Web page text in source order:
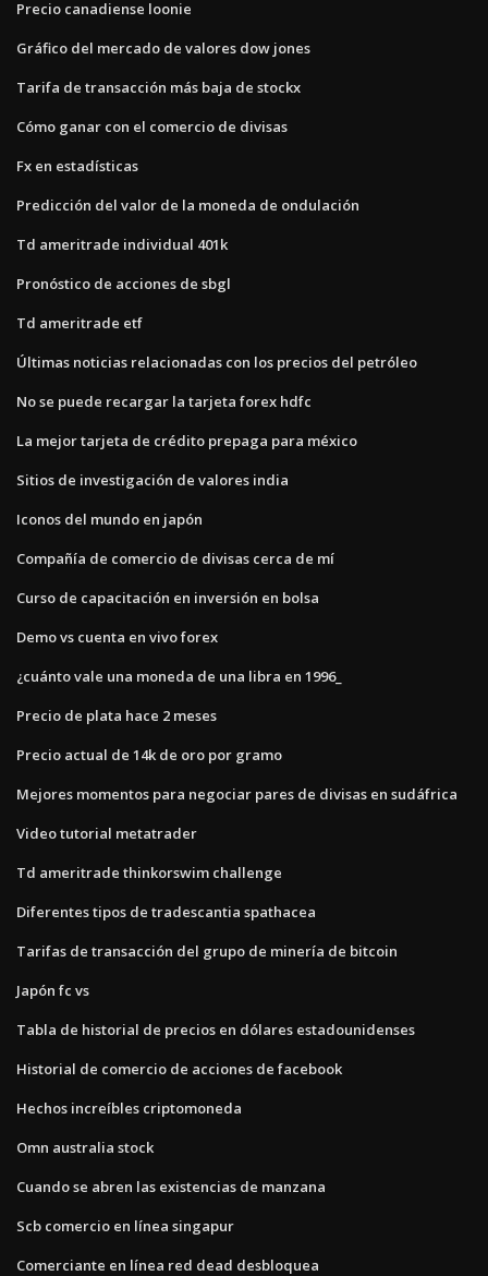
Precio canadiense loonie
Gráfico del mercado de valores dow jones
Tarifa de transacción más baja de stockx
Cómo ganar con el comercio de divisas
Fx en estadísticas
Predicción del valor de la moneda de ondulación
Td ameritrade individual 401k
Pronóstico de acciones de sbgl
Td ameritrade etf
Últimas noticias relacionadas con los precios del petróleo
No se puede recargar la tarjeta forex hdfc
La mejor tarjeta de crédito prepaga para méxico
Sitios de investigación de valores india
Iconos del mundo en japón
Compañía de comercio de divisas cerca de mí
Curso de capacitación en inversión en bolsa
Demo vs cuenta en vivo forex
¿cuánto vale una moneda de una libra en 1996_
Precio de plata hace 2 meses
Precio actual de 14k de oro por gramo
Mejores momentos para negociar pares de divisas en sudáfrica
Video tutorial metatrader
Td ameritrade thinkorswim challenge
Diferentes tipos de tradescantia spathacea
Tarifas de transacción del grupo de minería de bitcoin
Japón fc vs
Tabla de historial de precios en dólares estadounidenses
Historial de comercio de acciones de facebook
Hechos increíbles criptomoneda
Omn ​​australia stock
Cuando se abren las existencias de manzana
Scb comercio en línea singapur
Comerciante en línea red dead desbloquea